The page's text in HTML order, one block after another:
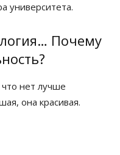
университета.
Почему
что нет лучше
она красивая.